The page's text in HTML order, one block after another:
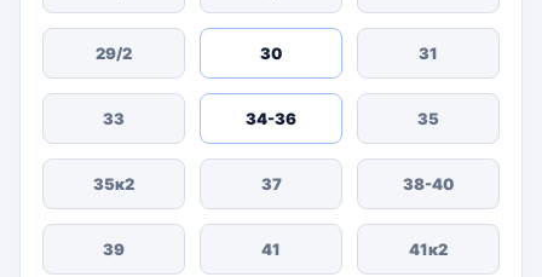
29/2 30 31
33 34-36 35
35к2 37 38-40
39 41 41к2